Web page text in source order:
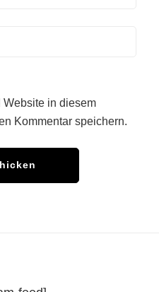
Website in diesem
Kommentar speichern.